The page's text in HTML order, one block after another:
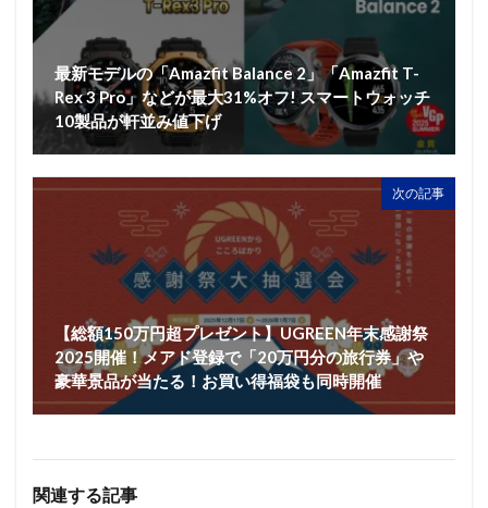
最新モデルの「Amazfit Balance 2」「Amazfit T-
Rex 3 Pro」などが最大31%オフ! スマートウォッチ
10製品が軒並み値下げ
次の記事
【総額150万円超プレゼント】UGREEN年末感謝祭
2025開催！メアド登録で「20万円分の旅行券」や
豪華景品が当たる！お買い得福袋も同時開催
関連する記事